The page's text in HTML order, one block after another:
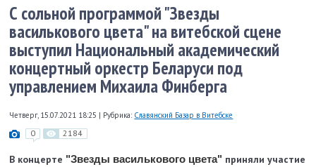
С сольной программой "Звезды
василькового цвета" на витебской сцене
выступил Национальный академический
концертный оркестр Беларуси под
управлением Михаила Финберга
Четверг, 15.07.2021 18:25 | Рубрика: Славянский Базар в Витебске
0 2184
В концерте "Звезды василькового цвета" приняли участие